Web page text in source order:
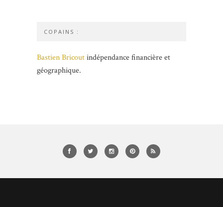
COPAINS :
Bastien Bricoutindépendance financière et
géographique.